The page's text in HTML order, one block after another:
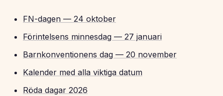
FN-dagen — 24 oktober
Förintelsens minnesdag — 27 januari
Barnkonventionens dag — 20 november
Kalender med alla viktiga datum
Röda dagar 2026